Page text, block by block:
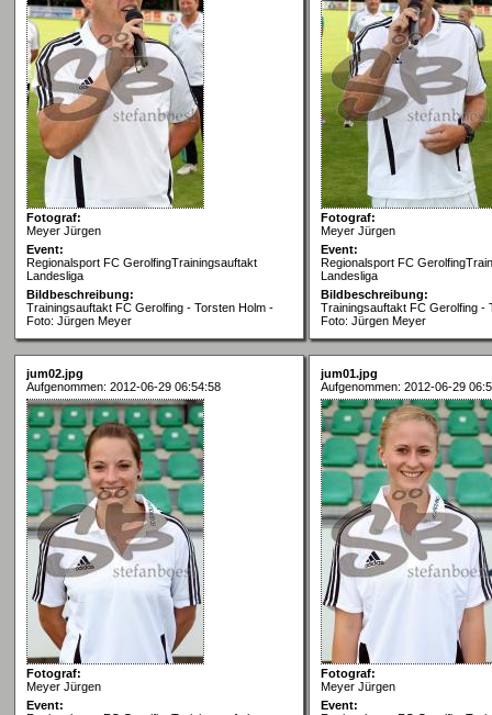
Fotograf:
Meyer Jürgen
Event:
Regionalsport FC GerolfingTrainingsauftakt
Landesliga
Bildbeschreibung:
Trainingsauftakt FC Gerolfing - Torsten Holm -
Foto: Jürgen Meyer
Fotograf:
Meyer Jürgen
Event:
Regionalsport FC
Landesliga
Bildbeschreibung:
Trainingsauftakt FC Gerolfing -
Foto: Jürgen Meyer
jum02.jpg
Aufgenommen: 2012-06-29 06:54:58
Fotograf:
Meyer Jürgen
Event:
jum01.jpg
Aufgenommen: 2012-06-29
Fotograf:
Meyer Jürgen
Event: